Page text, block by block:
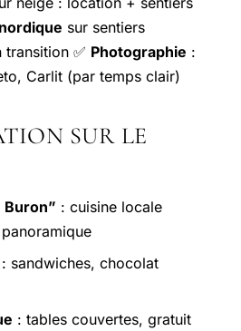
sur sentiers
transition ✅ Photographie :
Carlit (par temps clair)
SUR LE
Buron” : cuisine locale
: sandwiches, chocolat
: tables couvertes, gratuit